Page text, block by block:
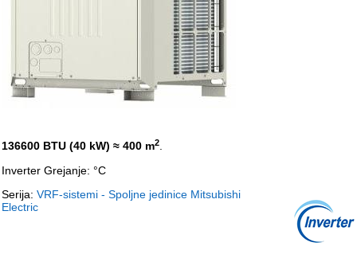
136600 BTU (40 kW) ≈ 400 m2.
Inverter Grejanje: °C
Serija: VRF-sistemi - Spoljne jedinice Mitsubishi
Electric